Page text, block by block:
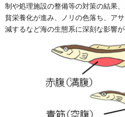
制や処理施設の整備等の対策の結果
貧栄養化が進み、ノリの色落ち、ア
減するなど海の生態系に深刻な影響が